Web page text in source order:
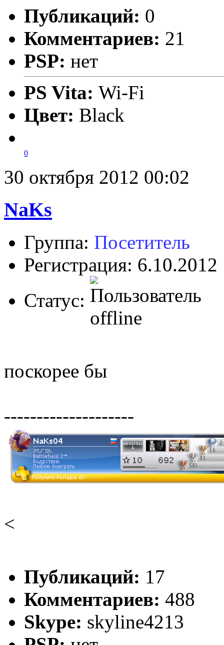
Публикаций: 0
Комментариев: 21
PSP: нет
PS Vita: Wi-Fi
Цвет: Black
0
30 октября 2012 00:02
NaKs
Группа: Посетитель
Регистрация: 6.10.2012
Статус:
поскорее бы
--------------------
<
Публикаций: 17
Комментариев: 488
Skype: skyline4213